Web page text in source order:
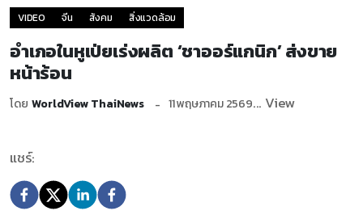
VIDEO จีน สังคม สิ่งแวดล้อม
อำเภอในหูเป่ยเร่งผลิต ‘ชาออร์แกนิก’ ส่งขาย
หน้าร้อน
โดย WorldView ThaiNews 11 พฤษภาคม 2569... View
แชร์: